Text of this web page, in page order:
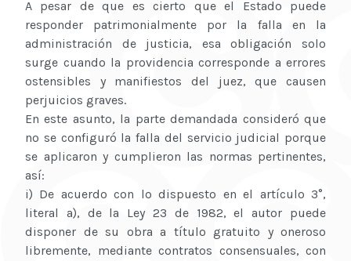
A pesar de que es cierto que el Estado puede
responder patrimonialmente por la falla en la
administración de justicia, esa obligación solo
surge cuando la providencia corresponde a errores
ostensibles y manifiestos del juez, que causen
perjuicios graves.
En este asunto, la parte demandada consideró que
no se configuró la falla del servicio judicial porque
se aplicaron y cumplieron las normas pertinentes,
así:
i) De acuerdo con lo dispuesto en el artículo 3°,
literal a), de la Ley 23 de 1982, el autor puede
disponer de su obra a título gratuito y oneroso
libremente, mediante contratos consensuales, con